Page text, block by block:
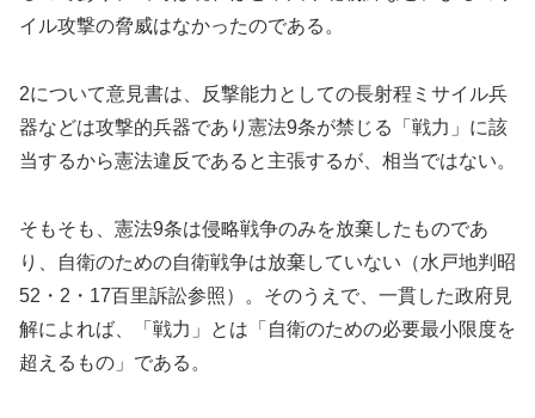
イル攻撃の脅威はなかったのである。
2について意見書は、反撃能力としての長射程ミサイル兵
器などは攻撃的兵器であり憲法9条が禁じる「戦力」に該
当するから憲法違反であると主張するが、相当ではない。
そもそも、憲法9条は侵略戦争のみを放棄したものであ
り、自衛のための自衛戦争は放棄していない（水戸地判昭
52・2・17百里訴訟参照）。そのうえで、一貫した政府見
解によれば、「戦力」とは「自衛のための必要最小限度を
超えるもの」である。